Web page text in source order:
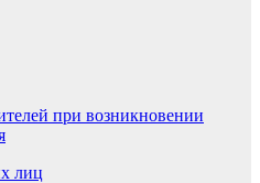
при возникновении
лиц